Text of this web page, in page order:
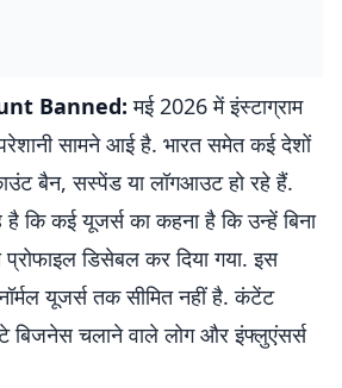
Banned: मई 2026 में इंस्टाग्राम
सामने आई है. भारत समेत कई देशों
बैन, सस्पेंड या लॉगआउट हो रहे हैं.
है कि कई यूजर्स का कहना है कि उन्हें बिना
डिसेबल कर दिया गया. इस
यूजर्स तक सीमित नहीं है. कंटेंट
बिजनेस चलाने वाले लोग और इंफ्लुएंसर्स